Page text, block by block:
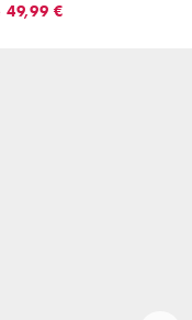
49,99 €